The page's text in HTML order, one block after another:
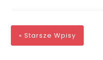
« Starsze Wpisy